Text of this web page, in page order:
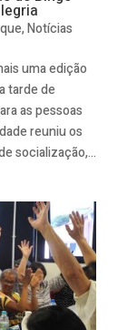
,Notícias
uma edição
tarde de
as pessoas
reuniu os
socialização,...